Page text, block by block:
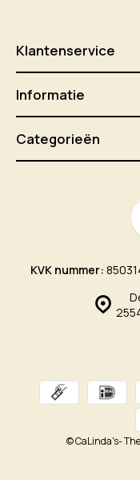
Klantenservice
Informatie
Categorieën
KVK nummer:
© CaLinda's-